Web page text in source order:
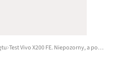
Test Vivo X200 FE. Niepozorny, a potrafi zawstydzić duże flagowce